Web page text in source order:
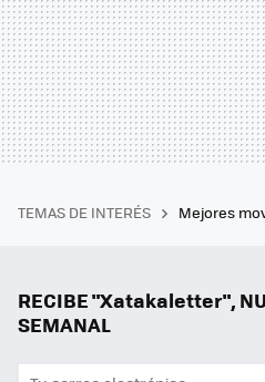
TEMAS DE INTERÉS Mejores
RECIBE "Xatakaletter",
SEMANAL